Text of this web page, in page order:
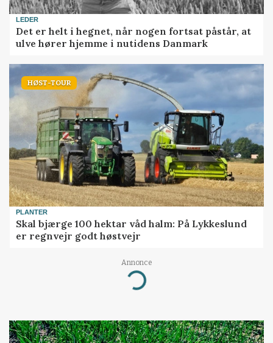
LEDER
Det er helt i hegnet, når nogen fortsat påstår, at
ulve hører hjemme i nutidens Danmark
HØST-TOUR
PLANTER
Skal bjærge 100 hektar våd halm: På Lykkeslund
er regnvejr godt høstvejr
Annonce
Loading...